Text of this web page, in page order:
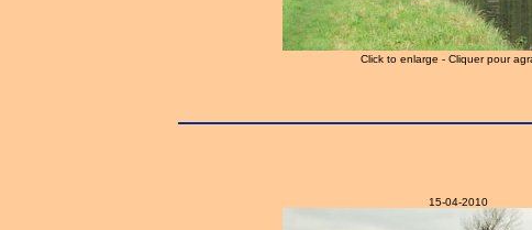
Click to enlarge - Cliquer pour
15-04-2010